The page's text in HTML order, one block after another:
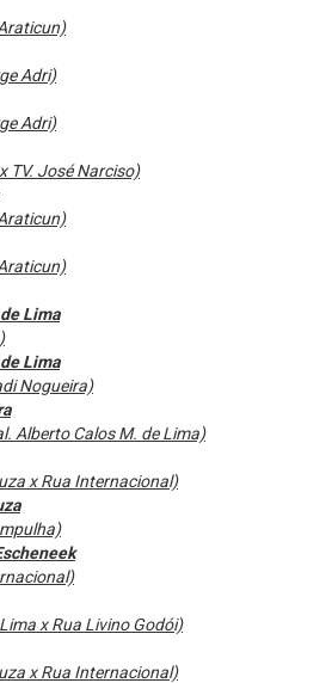
Adri)
Adri)
TV. José Narciso)
Lima
Lima
Nogueira)
Alberto Calos M. de Lima)
x Rua Internacional)
x Rua Livino Godói)
x Rua Internacional)